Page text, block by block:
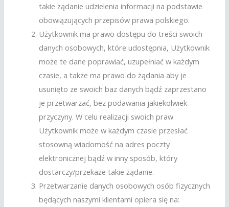
takie żądanie udzielenia informacji na podstawie
obowiązujących przepisów prawa polskiego.
Użytkownik ma prawo dostępu do treści swoich
danych osobowych, które udostępnia, Użytkownik
może te dane poprawiać, uzupełniać w każdym
czasie, a także ma prawo do żądania aby je
usunięto ze swoich baz danych bądź zaprzestano
je przetwarzać, bez podawania jakiekolwiek
przyczyny. W celu realizacji swoich praw
Użytkownik może w każdym czasie przesłać
stosowną wiadomość na adres poczty
elektronicznej bądź w inny sposób, który
dostarczy/przekaże takie żądanie.
Przetwarzanie danych osobowych osób fizycznych
będących naszymi klientami opiera się na: